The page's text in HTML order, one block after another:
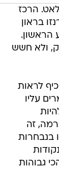
הרכז
בראון
הראשון.
ולא חשש
לראות
עליו
זה
בנבחרות
השונות פרח, כל גבוה מסיים איתו עם 15 נקודות
גבוהות